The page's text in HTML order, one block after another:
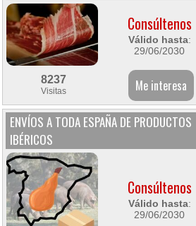
Consúltenos
Válido hasta:
29/06/2030
8237
Visitas
ENVÍOS A TODA ESPAÑA DE PRODUCTOS
IBÉRICOS
Consúltenos
Válido hasta:
29/06/2030